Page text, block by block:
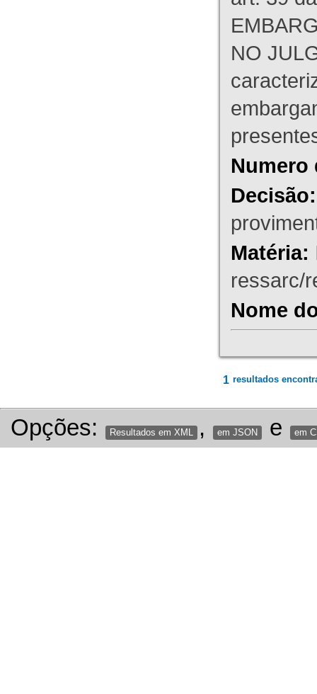
NO
Numero
Decisão:
Matéria:
ressarc/
Nome
1 resultados
Opções: Resultados em XML , em JSON e em